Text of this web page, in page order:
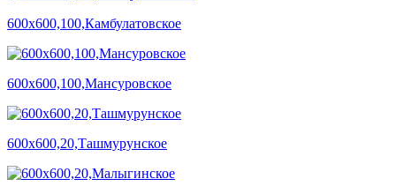
600х600,100,Камбулатовское
600х600,100,Мансуровское
600х600,20,Ташмурунское